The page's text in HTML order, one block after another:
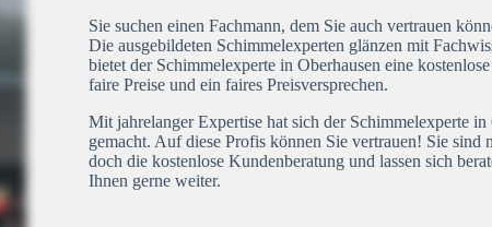
Sie suchen einen Fachmann, dem Sie auch vertrauen
Die ausgebildeten Schimmelexperten glänzen mit
bietet der Schimmelexperte in Oberhausen eine
faire Preise und ein faires Preisversprechen.
Mit jahrelanger Expertise hat sich der Schimmelexperte
gemacht. Auf diese Profis können Sie vertrauen! Sie sind
doch die kostenlose Kundenberatung und lassen sich
Ihnen gerne weiter.